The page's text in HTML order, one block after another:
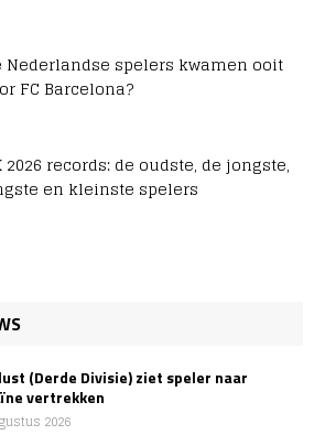
Nederlandse spelers kwamen ooit
FC Barcelona?
2026 records: de oudste, de jongste,
en kleinste spelers
(Derde Divisie) ziet speler naar
vertrekken
2026